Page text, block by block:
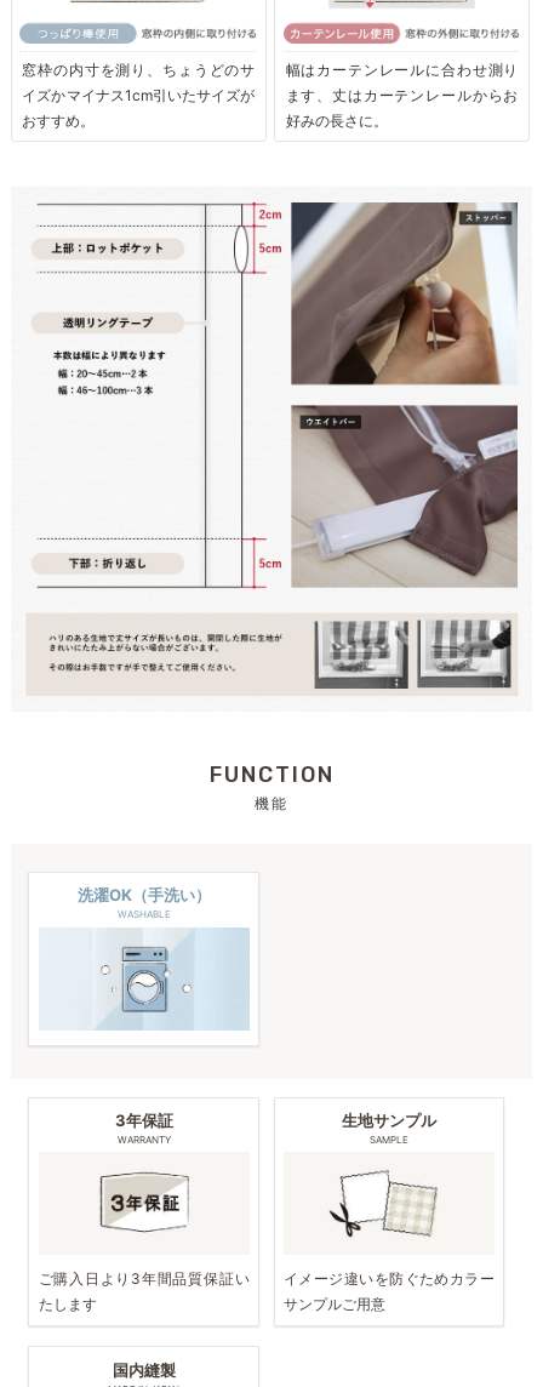
窓枠の内寸を測り、ちょうどのサ
イズかマイナス1cm引いたサイズが
おすすめ。
幅はカーテンレールに合わせ測り
ます、丈はカーテンレールからお
好みの長さに。
FUNCTION
機能
洗濯OK（手洗い）
WASHABLE
3年保証
WARRANTY
ご購入日より3年間品質保証い
たします
生地サンプル
SAMPLE
イメージ違いを防ぐためカラー
サンプルご用意
国内縫製